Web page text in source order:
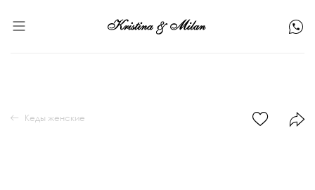
Кеды женские